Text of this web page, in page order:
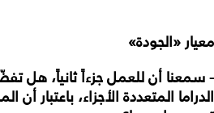
معيار«الجودة»
- سمعنا أنللعملجزءاًثانياً، هل
الدراما المتعددة الأجزاء، باعتبارأن